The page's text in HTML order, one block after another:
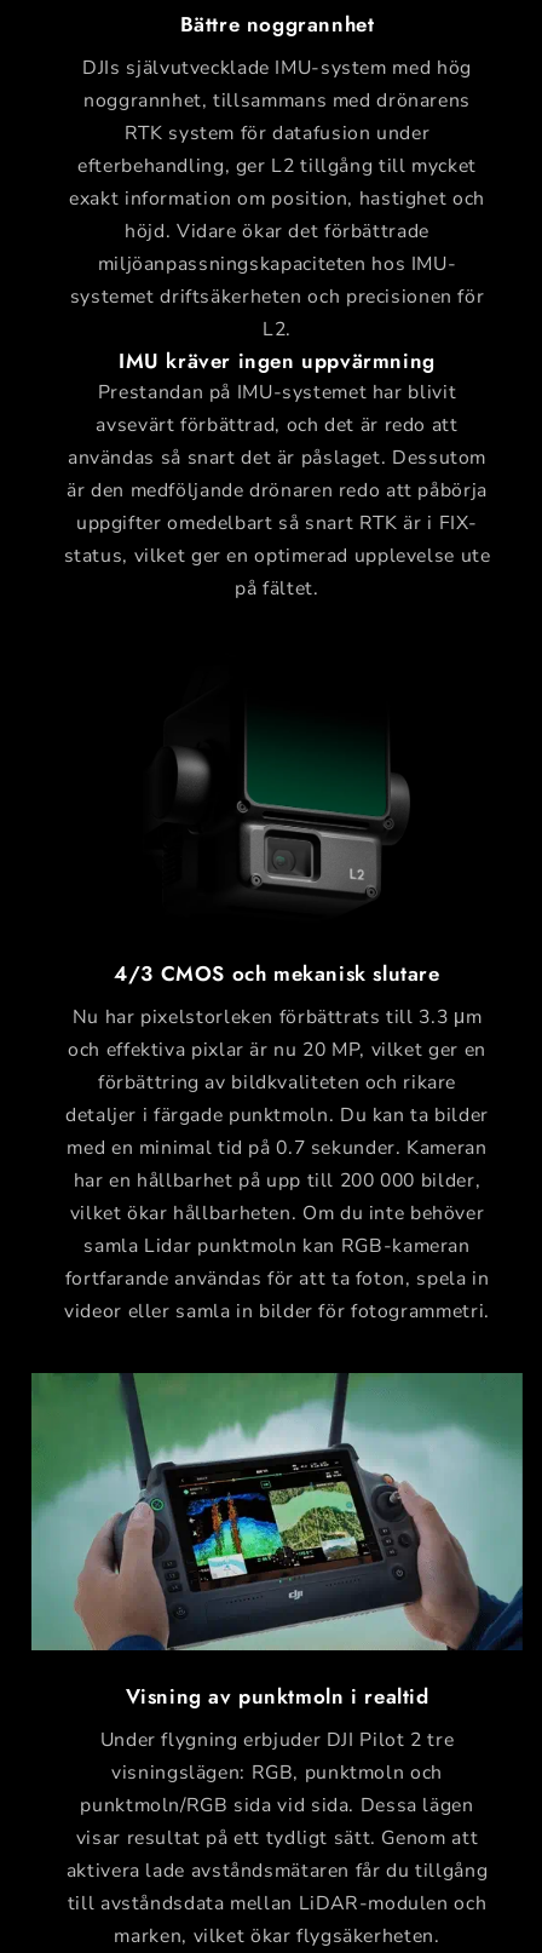
Bättre noggrannhet
DJIs självutvecklade IMU-system med hög
noggrannhet, tillsammans med drönarens
RTK system för datafusion under
efterbehandling, ger L2 tillgång till mycket
exakt information om position, hastighet och
höjd. Vidare ökar det förbättrade
miljöanpassningskapaciteten hos IMU-
systemet driftsäkerheten och precisionen för
L2.
IMU kräver ingen uppvärmning
Prestandan på IMU-systemet har blivit
avsevärt förbättrad, och det är redo att
användas så snart det är påslaget. Dessutom
är den medföljande drönaren redo att påbörja
uppgifter omedelbart så snart RTK är i FIX-
status, vilket ger en optimerad upplevelse ute
på fältet.
4/3 CMOS och mekanisk slutare
Nu har pixelstorleken förbättrats till 3.3 μm
och effektiva pixlar är nu 20 MP, vilket ger en
förbättring av bildkvaliteten och rikare
detaljer i färgade punktmoln. Du kan ta bilder
med en minimal tid på 0.7 sekunder. Kameran
har en hållbarhet på upp till 200 000 bilder,
vilket ökar hållbarheten. Om du inte behöver
samla Lidar punktmoln kan RGB-kameran
fortfarande användas för att ta foton, spela in
videor eller samla in bilder för fotogrammetri.
Visning av punktmoln i realtid
Under flygning erbjuder DJI Pilot 2 tre
visningslägen: RGB, punktmoln och
punktmoln/RGB sida vid sida. Dessa lägen
visar resultat på ett tydligt sätt. Genom att
aktivera lade avståndsmätaren får du tillgång
till avståndsdata mellan LiDAR-modulen och
marken, vilket ökar flygsäkerheten.